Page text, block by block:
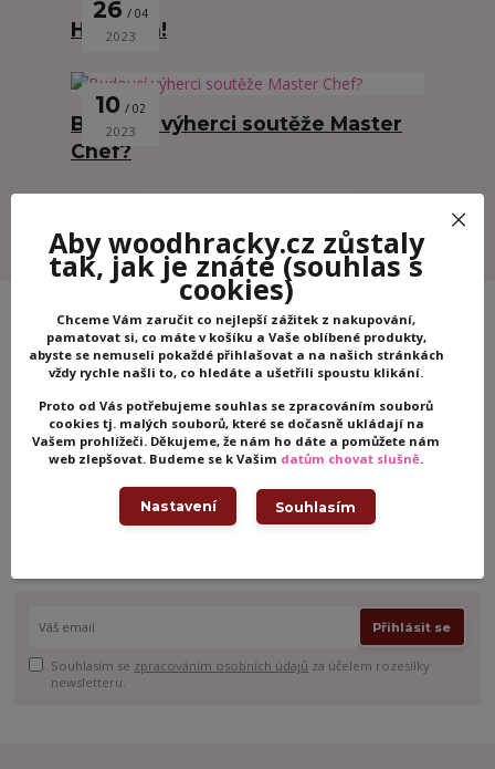
26 04
2023
Hurá ven!
10 02
2023
Budoucí výherci soutěže Master
Chef?
Nepropásněte novinky, akce
a slevy!
Přihlásit se
Souhlasím se zpracováním osobních údajů za účelem rozesílky
newsletteru.
Aby woodhracky.cz zůstaly
tak, jak je znáte(souhlas s
cookies)
Chceme Vám zaručit co nejlepší zážitek z nakupování,
pamatovat si, co máte v košíku a Vaše oblíbené produkty,
abyste se nemuseli pokaždé přihlašovat a na našich stránkách
vždy rychle našli to, co hledáte a ušetřili spoustu klikání.
Proto od Vás potřebujeme souhlas se zpracováním souborů
cookies tj. malých souborů, které se dočasně ukládají na
Vašem prohlížeči. Děkujeme, že nám ho dáte a pomůžete nám
web zlepšovat. Budeme se k Vašim datům chovat slušně.
Nastavení Souhlasím